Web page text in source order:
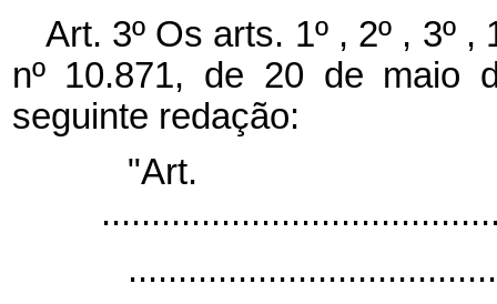
Art. 3º Os arts. 1º , 2º , 3º
nº 10.871, de 20 de maio
seguinte redação: